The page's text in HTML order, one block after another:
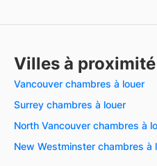
Villes à
Vancouver chambres à louer
Surrey chambres à louer
North Vancouver chambres à
New Westminster chambres à